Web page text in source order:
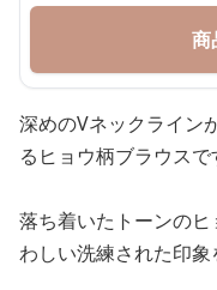
商
深めのVネックライン
るヒョウ柄ブラウスで
落ち着いたトーンの
わしい洗練された印象